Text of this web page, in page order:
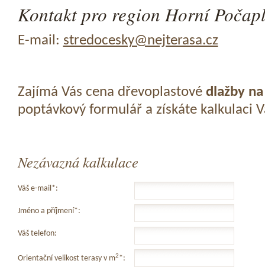
Kontakt pro region Horní
E-mail: stredocesky@nejterasa.cz
Zajímá Vás cena dřevoplastové dlažby
poptávkový formulář a získáte kalkulaci
Nezávazná kalkulace
Váš e-mail*:
Jméno a příjmení*:
Váš telefon:
Orientační velikost terasy v m2*: